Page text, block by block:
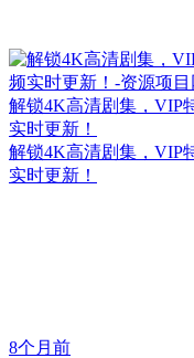
解锁4K高清剧集，VIP
实时更新！
解锁4K高清剧集，VIP
实时更新！
8个月前